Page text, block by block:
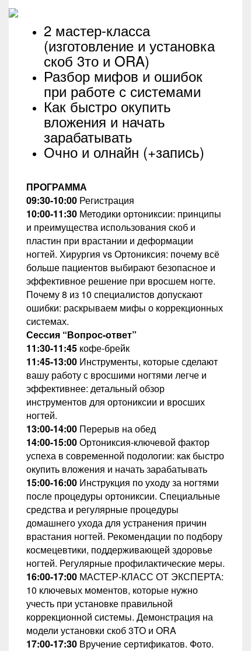
2 мастер-класса
(изготовление и установка
скоб 3то и ORA)
Разбор мифов и ошибок
при работе с системами
Как быстро окупить
вложения и начать
зарабатывать
Очно и олнайн (+запись)
ПРОГРАММА
09:30-10:00 Регистрация
10:00-11:30 Методики ортониксии: принципы
и преимущества использования скоб и
пластин при врастании и деформации
ногтей. Хирургия vs Ортониксия: почему всё
больше пациентов выбирают безопасное и
эффективное решение при вросшем ногте.
Почему 8 из 10 специалистов допускают
ошибки: раскрываем мифы о коррекционных
системах.
Сессия “Вопрос-ответ”
11:30-11:45 кофе-брейк
11:45-13:00 Инструменты, которые сделают
вашу работу с вросшими ногтями легче и
эффективнее: детальный обзор
инструментов для ортониксии и вросших
ногтей.
13:00-14:00 Перерыв на обед
14:00-15:00Ортониксия-ключевой фактор
успеха в современной подологии: как быстро
окупить вложения и начать зарабатывать
15:00-16:00 Инструкция по уходу за ногтями
после процедуры ортониксии. Специальные
средства и регулярные процедуры
домашнего ухода для устранения причин
врастания ногтей. Рекомендации по подбору
космецевтики, поддерживающей здоровье
ногтей. Регулярные профилактические меры.
16:00-17:00 МАСТЕР-КЛАСС ОТ ЭКСПЕРТА:
10 ключевых моментов, которые нужно
учесть при установке правильной
коррекционной системы. Демонстрация на
модели установки скоб 3ТО и ОRA
17:00-17:30 Вручение сертификатов. Фото.